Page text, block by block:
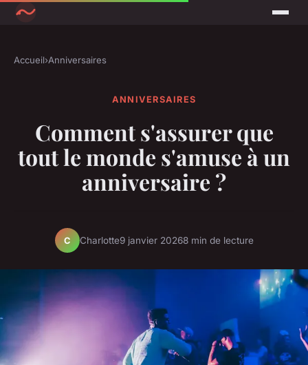
Accueil›Anniversaires
ANNIVERSAIRES
Comment s'assurer que
tout le monde s'amuse à un
anniversaire ?
C Charlotte9 janvier 20268 min de lecture